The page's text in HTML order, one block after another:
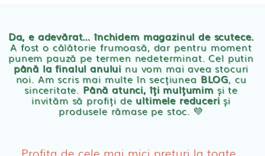
Servetele umede ecologice
Cosmetice BEBE
Olita Bio Naty
PRODUSE FEMEI
Da, e adevărat… închidem magazinul de scutece.
A fost o călătorie frumoasă, dar pentru moment
punem pauză pe termen nedeterminat. Cel putin
până la finalul anului nu vom mai avea stocuri
noi. Am scris mai multe în secțiunea BLOG, cu
sinceritate. Până atunci, îți mulțumimși te
invităm să profiți de ultimele reduceriși
produsele rămase pe stoc. 💛